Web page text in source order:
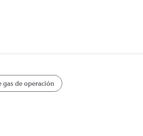
gas de operación